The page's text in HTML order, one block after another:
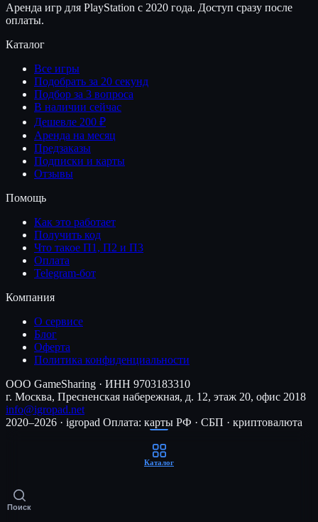
Аренда игр для PlayStation с 2020 года. Доступ сразу после
оплаты.
Каталог
Все игры
Подобрать за 20 секунд
Подбор за 3 вопроса
В наличии сейчас
Дешевле 200 ₽
Аренда на месяц
Предзаказы
Подписки и карты
Отзывы
Помощь
Как это работает
Получить код
Что такое П1, П2 и П3
Оплата
Telegram-бот
Компания
О сервисе
Блог
Оферта
Политика конфиденциальности
ООО GameSharing · ИНН 9703183310
г. Москва, Пресненская набережная, д. 12, этаж 20, офис 2018
info@igropad.net
2020–2026 · igropad Оплата: карты РФ · СБП · криптовалюта
Каталог
Поиск